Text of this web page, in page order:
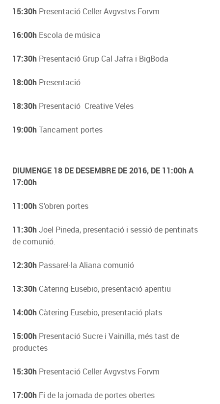
15:30h Presentació Celler Avgvstvs Forvm
16:00h Escola de música
17:30h Presentació Grup Cal Jafra i BigBoda
18:00h Presentació
18:30h Presentació Creative Veles
19:00hTancament portes
DIUMENGE 18 DE DESEMBRE DE 2016, DE 11:00h A
17:00h
11:00h S’obren portes
11:30hJoel Pineda, presentació i sessió de pentinats
de comunió.
12:30h Passarel·la Aliana comunió
13:30h Càtering Eusebio, presentació aperitiu
14:00h Càtering Eusebio, presentació plats
15:00h Presentació Sucre i Vainilla, més tast de
productes
15:30h Presentació Celler Avgvstvs Forvm
17:00h Fi de la jornada de portes obertes